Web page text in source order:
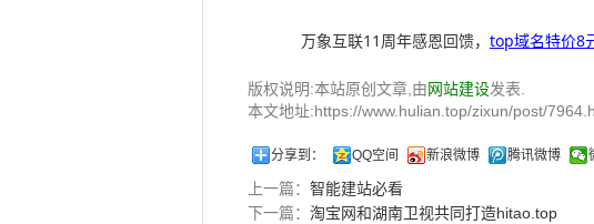
万象互联11周年感恩回馈， top域名特价8
版权说明:本站原创文章,由网站建设发表.
本文地址:https://www.hulian.top/zixun/post/
分享到： QQ空间 新浪微博 腾讯微博
上一篇： 智能建站必看
下一篇： 淘宝网和湖南卫视共同打造hitao.top